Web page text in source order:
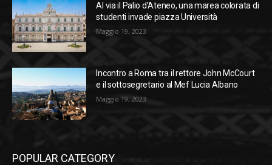
Al via il Palio d’Ateneo, una marea colorata di
studenti invade piazza Università
Maggio 19, 2023
Incontro a Roma tra il rettore John McCourt
e il sottosegretario al Mef Lucia Albano
Maggio 19, 2023
POPULAR CATEGORY